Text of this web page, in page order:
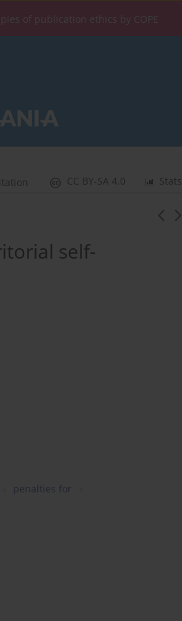
of publication ethics by COPE
Stats
CC BY-SA 4.0
self-
penalties for